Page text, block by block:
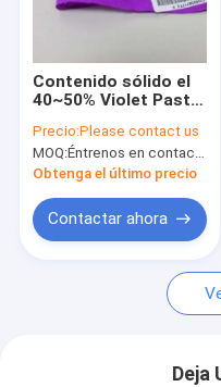
Viaje de la fábrica
Control de calidad
Noticias
Casos
Hydrosulphite del sodio
Contenido sólido el
40~50% Violet Paste
fluorescente de la
luz del día
Precio:Please contact us
MOQ:Éntrenos en contacto con por favor
Obtenga el último precio
Contactar ahora
Deja